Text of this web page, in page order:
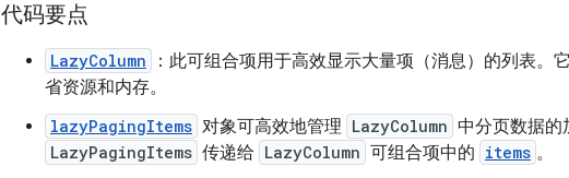
代码要点
LazyColumn
：此可组合项用于高效显示大量项（消息）的列表。
省资源和内存。
lazyPagingItems 对象可高效地管理 LazyColumn 中分页数据的
LazyPagingItems 传递给 LazyColumn 可组合项中的 items 。